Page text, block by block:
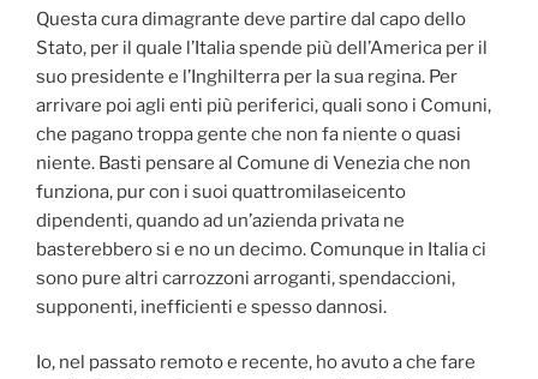
Questa cura dimagrante deve partire dal capo dello
Stato, per il quale l’Italia spende più dell’America per il
suo presidente e l’Inghilterra per la sua regina. Per
arrivare poi agli enti più periferici, quali sono i Comuni,
che pagano troppa gente che non fa niente o quasi
niente. Basti pensare al Comune di Venezia che non
funziona, pur con i suoi quattromilaseicento
dipendenti, quando ad un’azienda privata ne
basterebbero si e no un decimo. Comunque in Italia ci
sono pure altri carrozzoni arroganti, spendaccioni,
supponenti, inefficienti e spesso dannosi.
Io, nel passato remoto e recente, ho avuto a che fare